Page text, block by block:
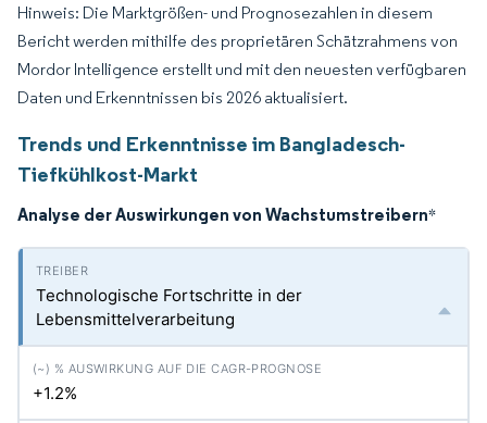
Hinweis: Die Marktgrößen- und Prognosezahlen in diesem
Bericht werden mithilfe des proprietären Schätzrahmens von
Mordor Intelligence erstellt und mit den neuesten verfügbaren
Daten und Erkenntnissen bis 2026 aktualisiert.
Trends und Erkenntnisse im Bangladesch-
Tiefkühlkost-Markt
Analyse der Auswirkungen von Wachstumstreibern*
Technologische Fortschritte in der
Lebensmittelverarbeitung
+1.2%